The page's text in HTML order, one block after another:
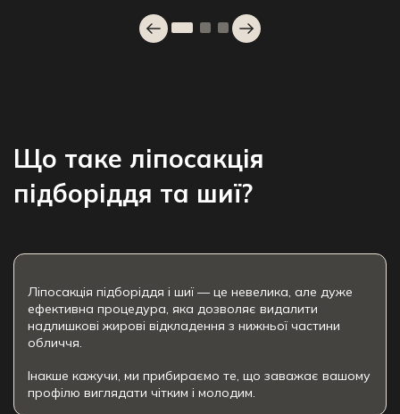
Що таке ліпосакція
підборіддя та шиї?
Ліпосакція підборіддя і шиї — це невелика, але дуже
ефективна процедура, яка дозволяє видалити
надлишкові жирові відкладення з нижньої частини
обличчя.
Інакше кажучи, ми прибираємо те, що заважає вашому
профілю виглядати чітким і молодим.